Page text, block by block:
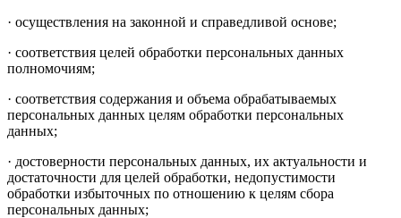
· осуществления на законной и справедливой основе;
· соответствия целей обработки персональных данных
полномочиям;
· соответствия содержания и объема обрабатываемых
персональных данных целям обработки персональных
данных;
· достоверности персональных данных, их актуальности и
достаточности для целей обработки, недопустимости
обработки избыточных по отношению к целям сбора
персональных данных;